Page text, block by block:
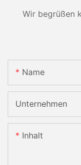
Wir begrüßen
Name
Unternehmen
Inhalt